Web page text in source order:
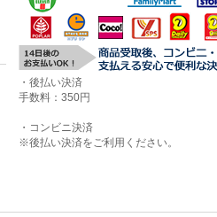
・後払い決済
手数料：350円
・コンビニ決済
※後払い決済をご利用ください。